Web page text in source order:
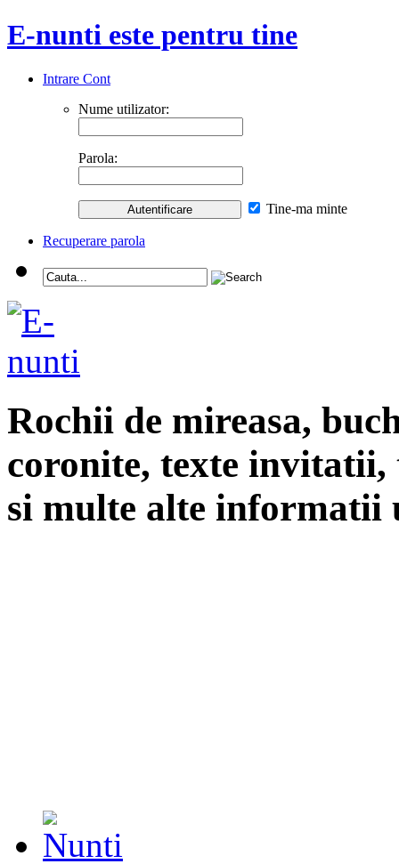
E-nunti este pentru tine
Intrare Cont
Nume utilizator:
Parola:
Tine-ma minte
Recuperare parola
Rochii de mireasa,
coronite, texte
si multe alte informatii